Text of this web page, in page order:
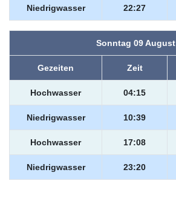
Niedrigwasser 22:27
Sonntag 09 August
Gezeiten Zeit
Hochwasser 04:15
Niedrigwasser 10:39
Hochwasser 17:08
Niedrigwasser 23:20